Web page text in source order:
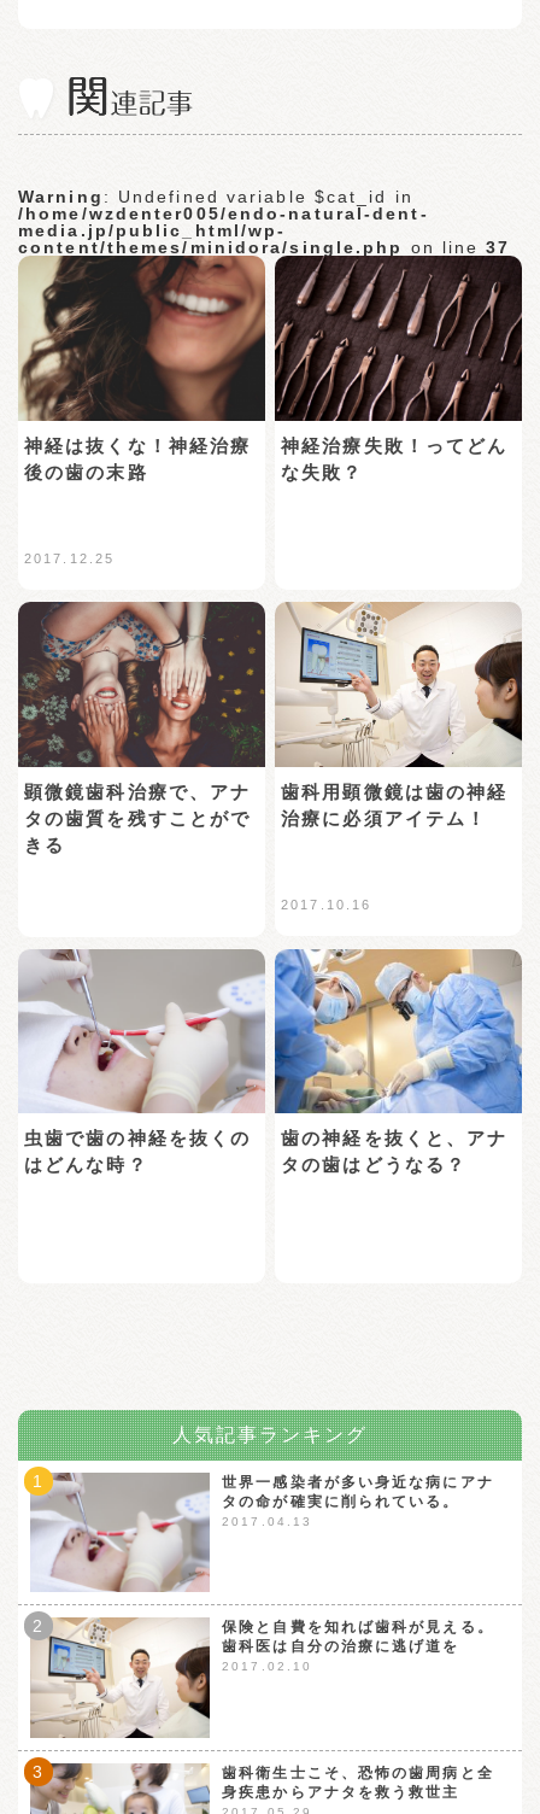
Warning : Undefined variable $cat_id in
/home/wzdenter005/endo-natural-dent-
media.jp/public_html/wp-
content/themes/minidora/single.php
on line37
神経は抜くな！神経治療
後の歯の末路
2017.12.25
神経治療失敗！ってどん
な失敗？
顕微鏡歯科治療で、アナ
タの歯質を残すことがで
きる
歯科用顕微鏡は歯の神経
治療に必須アイテム！
2017.10.16
虫歯で歯の神経を抜くの
はどんな時？
歯の神経を抜くと、アナ
タの歯はどうなる？
人気記事ランキング
1
世界一感染者が多い身近な病にアナ
タの命が確実に削られている。
2017.04.13
2
保険と自費を知れば歯科が見える。
歯科医は自分の治療に逃げ道を
2017.02.10
3
歯科衛生士こそ、恐怖の歯周病と全
身疾患からアナタを救う救世主